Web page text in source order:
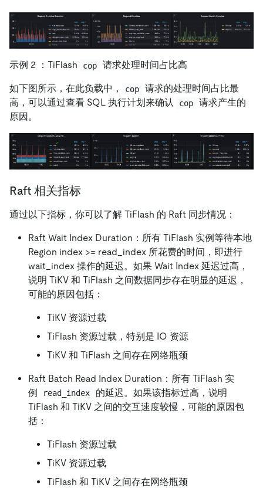
示例 2 ：TiFlash cop 请求处理时间占比高
如下图所示，在此负载中， cop
请求的处理时间占比最
高，可以通过查看 SQL 执行计划来确认
cop
请求产生的
原因。
Raft 相关指标
通过以下指标，你可以了解 TiFlash 的 Raft 同步情况：
Raft Wait Index Duration：所有 TiFlash 实例等待本地
Region index >= read_index 所花费的时间，即进行
wait_index 操作的延迟。如果 Wait Index 延迟过高，
说明 TiKV 和 TiFlash 之间数据同步存在明显的延迟，
可能的原因包括：
TiKV 资源过载
TiFlash 资源过载，特别是 IO 资源
TiKV 和 TiFlash 之间存在网络瓶颈
Raft Batch Read Index Duration：所有 TiFlash 实
例
read_index
的延迟。如果该指标过高，说明
TiFlash 和 TiKV 之间的交互速度较慢，可能的原因包
括：
TiFlash 资源过载
TiKV 资源过载
TiFlash 和 TiKV 之间存在网络瓶颈